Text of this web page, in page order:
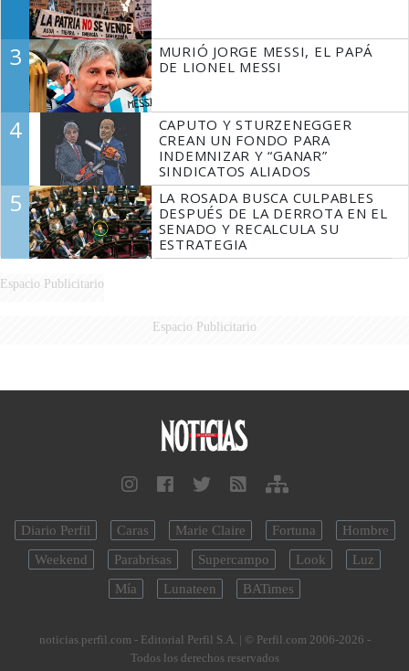
3
MURIÓ JORGE MESSI, EL PAPÁ
DE LIONEL MESSI
4
CAPUTO Y STURZENEGGER
CREAN UN FONDO PARA
INDEMNIZAR Y “GANAR”
SINDICATOS ALIADOS
5
LA ROSADA BUSCA CULPABLES
DESPUÉS DE LA DERROTA EN EL
SENADO Y RECALCULA SU
ESTRATEGIA
Espacio Publicitario
Espacio Publicitario
Diario Perfil Caras Marie Claire Fortuna
Hombre
Weekend
Parabrisas Supercampo Look
Luz
Mía
Lunateen BATimes
noticias.perfil.com - Editorial Perfil S.A. | © Perfil.com 2006-2026 -
Todos los derechos reservados